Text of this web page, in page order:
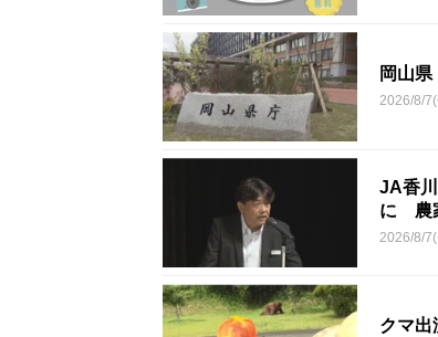
岡山
2026/8/
JA香
に 農
2026/8/
クマ